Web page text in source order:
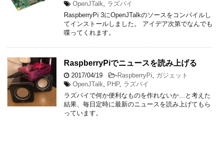
OpenJTalk
ラズパイ
RaspberryPi 3にOpenJTalkのソースをコンパイルし
てインストールしました。 アイデア次第でなんでも
喋ってくれます。
RaspberryPiでニュースを読み上げる
2017/04/19 -RaspberryPi
ガジェット
OpenJTalk
PHP, ラズパイ
ラズパイで何か便利なものを作れないか…と考えた
結果、毎日定時に最新のニュースを読み上げてもら
っています。